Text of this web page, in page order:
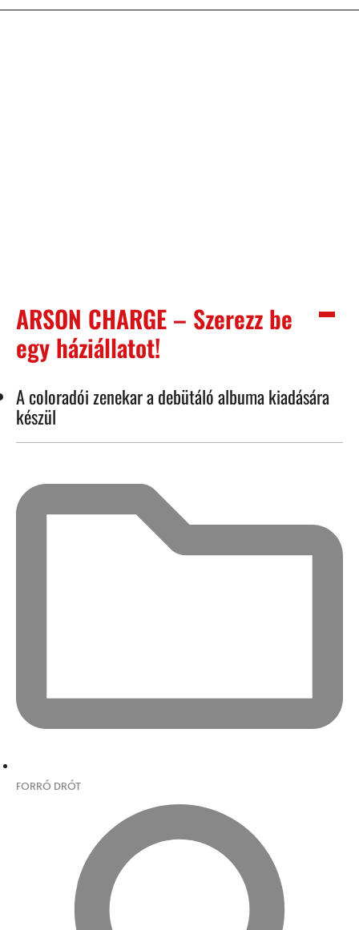
ARSON CHARGE – Szerezz be
egy háziállatot!
A coloradói zenekar a debütáló albuma kiadására
készül
FORRÓ DRÓT